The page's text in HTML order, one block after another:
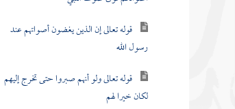
قوله تعالى إن الذين يغضون أصواتهم عند
رسول الله
قوله تعالى ولو أنهم صبروا حتى تخرج إليهم
لكان خيرا لهم